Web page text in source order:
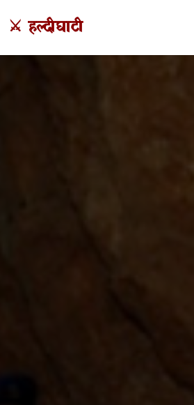
⚔️ हल्दीघाटी